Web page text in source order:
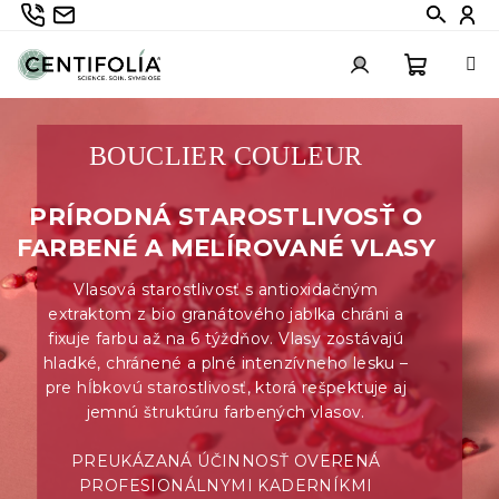
Prejsť
obsah
735 336 882
info@centifolia.cz Hledat
Prihlásenie
BOUCLIER COULEUR
PRÍRODNÁ STAROSTLIVOSŤ O
FARBENÉ A MELÍROVANÉ VLASY
Vlasová starostlivosť s antioxidačným
extraktom z bio granátového jablka chráni a
fixuje farbu až na 6 týždňov. Vlasy zostávajú
hladké, chránené a plné intenzívneho lesku –
pre hĺbkovú starostlivosť, ktorá rešpektuje aj
jemnú štruktúru farbených vlasov.
PREUKÁZANÁ ÚČINNOSŤ OVERENÁ
PROFESIONÁLNYMI KADERNÍKMI